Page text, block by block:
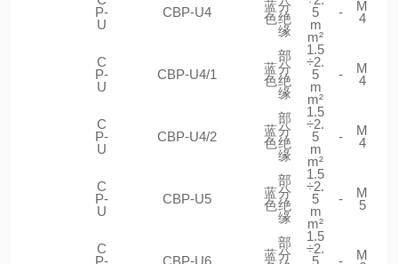
P-
U
CBP-U4
蓝
色
分
绝
缘
5
m
m²
-
M
4
C
P-
U
CBP-U4/1
蓝
色
部
分
绝
缘
1.5
÷2.
5
m
m²
-
M
4
C
P-
U
CBP-U4/2
蓝
色
部
分
绝
缘
1.5
÷2.
5
m
m²
-
M
4
C
P-
U
CBP-U5
蓝
色
部
分
绝
缘
1.5
÷2.
5
m
m²
-
M
5
C
P-
CBP-U6
蓝
部
分
1.5
÷2.
5
-
M